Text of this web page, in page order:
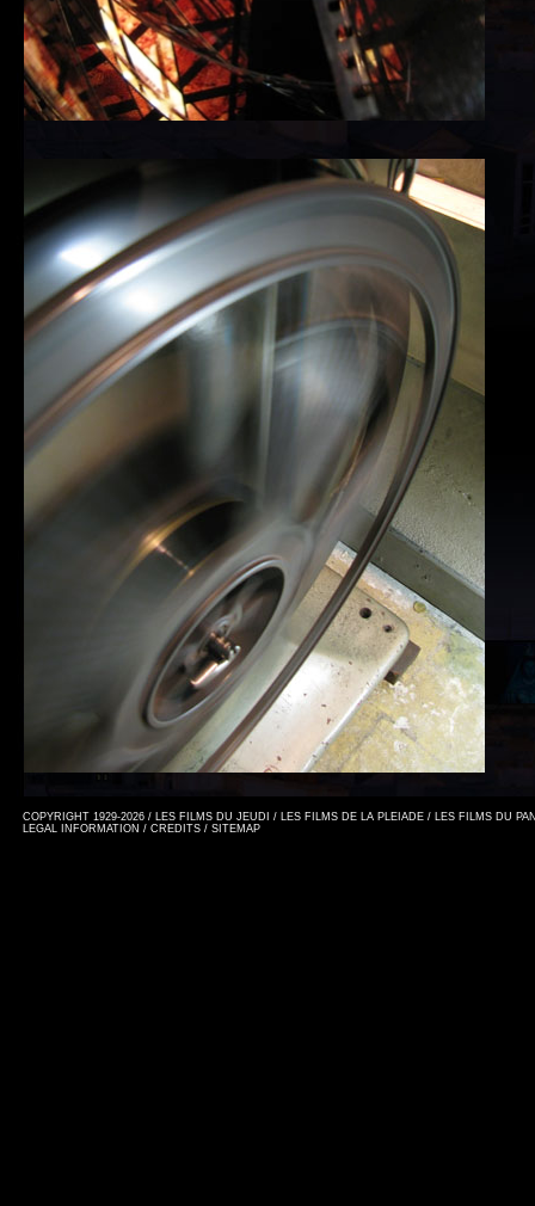
COPYRIGHT 1929-2026 / LES FILMS DU JEUDI / LES FILMS DE LA PLEIADE / LES FILMS DU
LEGAL INFORMATION / CREDITS / SITEMAP